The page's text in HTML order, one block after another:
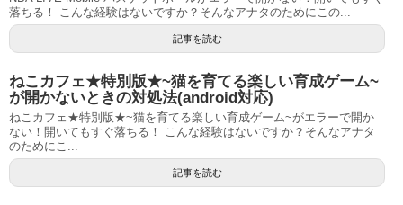
落ちる！ こんな経験はないですか？そんなアナタのためにこの...
記事を読む
ねこカフェ★特別版★~猫を育てる楽しい育成ゲーム~
が開かないときの対処法(android対応)
ねこカフェ★特別版★~猫を育てる楽しい育成ゲーム~がエラーで開か
ない！開いてもすぐ落ちる！ こんな経験はないですか？そんなアナタ
のためにこ...
記事を読む